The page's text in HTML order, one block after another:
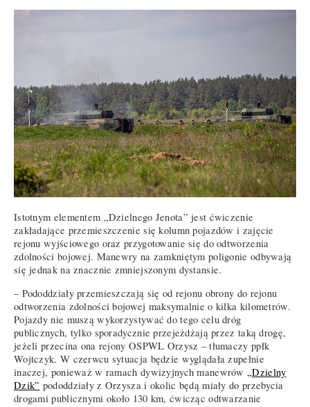
Istotnym elementem „Dzielnego Jenota” jest ćwiczenie
zakładające przemieszczenie się kolumn pojazdów i zajęcie
rejonu wyjściowego oraz przygotowanie się do odtworzenia
zdolności bojowej. Manewry na zamkniętym poligonie odbywają
się jednak na znacznie zmniejszonym dystansie.
– Pododdziały przemieszczają się od rejonu obrony do rejonu
odtworzenia zdolności bojowej maksymalnie o kilka kilometrów.
Pojazdy nie muszą wykorzystywać do tego celu dróg
publicznych, tylko sporadycznie przejeżdżają przez taką drogę,
jeżeli przecina ona rejony OSPWL Orzysz – tłumaczy ppłk
Wojtczyk. W czerwcu sytuacja będzie wyglądała zupełnie
inaczej, ponieważ w ramach dywizyjnych manewrów „Dzielny
Dzik” pododdziały z Orzysza i okolic będą miały do przebycia
drogami publicznymi około 130 km, ćwicząc odtwarzanie